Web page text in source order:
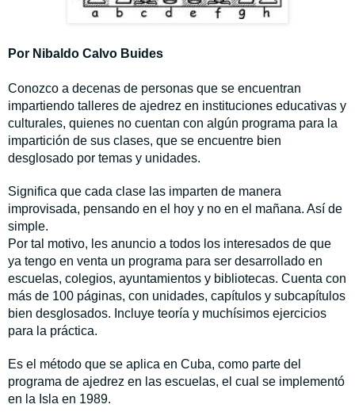
Por Nibaldo Calvo Buides
Conozco a decenas de personas que se encuentran
impartiendo talleres de ajedrez en instituciones educativas y
culturales, quienes no cuentan con algún programa para la
impartición de sus clases, que se encuentre bien
desglosado por temas y unidades.
Significa que cada clase las imparten de manera
improvisada, pensando en el hoy y no en el mañana. Así de
simple.
Por tal motivo, les anuncio a todos los interesados de que
ya tengo en venta un programa para ser desarrollado en
escuelas, colegios, ayuntamientos y bibliotecas. Cuenta con
más de 100 páginas, con unidades, capítulos y subcapítulos
bien desglosados. Incluye teoría y muchísimos ejercicios
para la práctica.
Es el método que se aplica en Cuba, como parte del
programa de ajedrez en las escuelas, el cual se implementó
en la Isla en 1989.